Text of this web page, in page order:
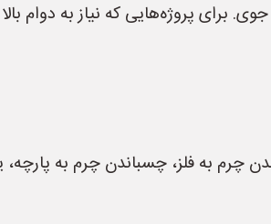
پروژه‌هایی که نیاز به دوام
به فلز، چسباندن چرم به پارچه،